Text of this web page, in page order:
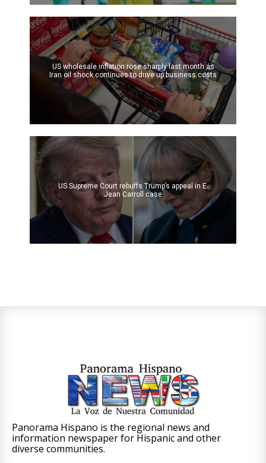
US wholesale inflation rose sharply last month as
Iran oil shock continues to drive up business costs
US Supreme Court rebuffs Trump’s appeal in E.
Jean Carroll case
Panorama Hispano is the regional news and
information newspaper for Hispanic and other
diverse communities.